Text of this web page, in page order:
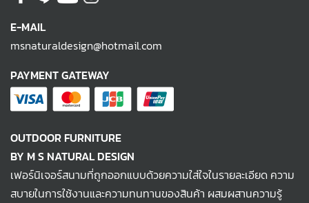
E-MAIL
msnaturaldesign@hotmail.com
PAYMENT GATEWAY
OUTDOOR FURNITURE
BY M S NATURAL DESIGN
เฟอร์นิเจอร์สนามที่ถูกออกแบบด้วยความใส่ใจในรายละเอียด ความ
สบายในการใช้งานและความทนทานของสินค้า ผสมผสานความรู้